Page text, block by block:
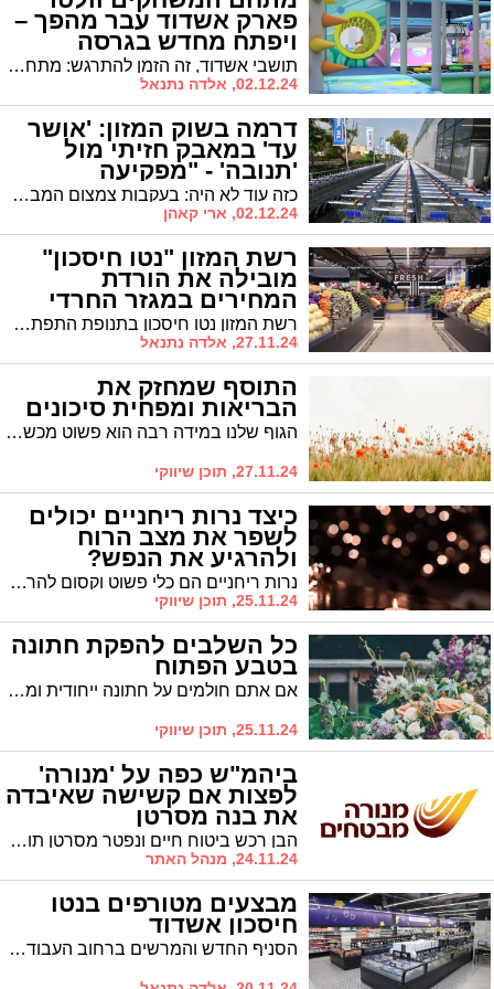
פארק אשדוד עבר מהפך –
ויפתח מחדש בגרסה
משודרגת ומרגשת תושבי אשדוד, זה הזמן להתרגש: מתחם המשחקים וולטר פארק פותח את שעריו מחדש – גדול, מושקע ומלא בחוויות חדשות!
02.12.24, אלדה נתנאל
דרמה בשוק המזון: 'אושר
עד' במאבק חזיתי מול
'תנובה' - "מפקיעה
מחירים" כזה עוד לא היה: בעקבות צמצום המבצעים מצד "תנובה" החליטה רשת המזון "אושר עד" להסיר את מרבית מוצרי ענקית המזון "תנובה" ממדפיה. על המדפים יישארו רק מוצרים מפוקחים ומספר מצומצם של פריטים נבחרים
02.12.24, ארי קאהן
רשת המזון "נטו חיסכון"
מובילה את הורדת
המחירים במגזר החרדי
רשת המזון נטו חיסכון בתנופת התפתחות אדירה, ומביאה את בשורת החיסכון לכל מקום אליו היא מגיעה. חיסכון הוא אחד מערכי המותג. חיסכון אינו רק סיסמא אלא דרך חיים. הורדת המחירים של 'נטו חיסכון' הפכה לכותרות חדשותיות בכל מקום בו הרשת פותחת סניף, רשתות השיווק המקבילות חייבות להתאים את עצמן לרמת המחירים כך שרק הלקוח מרוויח מהתחרות המבורכת.
27.11.24, אלדה נתנאל
התוסף שמחזק את
הבריאות ומפחית סיכונים
הגוף שלנו במידה רבה הוא פשוט מכשיר מדהים. הוא מאפשר לנו לעשות כל מה שאנחנו רוצים בלי שום בעיה. הוא מאפשר לנו ללכת, לרוץ, לקפוץ, לעבוד ולעשות עוד אינספור פעולות, כאשר אנחנו בריאים ואין לנו שום בעיה. מתי מתחילות בעיות? בעיקר כאשר חסרים לנו חומרים כאלו ואחרים בגוף. במאמר הבא אנחנו רוצים לדבר אתכם על אחד מהחומרים הללו, חומר העונה לשם 'חומצה פולית'. אנחנו נדבר על החישבות של המרכיב הזה, מה יכול להביא לחסרונו ואיך יודעים כי הגיע הזמן לקחת תוסף, פשוט כדי להישאר בריאים לאורך זמן. אם אתם רוצים לשמוע עוד, מעולה. כי אנחנו יוצאים לדרך ממש עכשיו. בואו נתחיל.
27.11.24, תוכן שיווקי
כיצד נרות ריחניים יכולים
לשפר את מצב הרוח
ולהרגיע את הנפש?
נרות ריחניים הם כלי פשוט וקסום להרגעה ולשיפור מצב הרוח. כשמדליקים אותם, הם יוצרים אווירה נעימה וחמימה בבית. הריחות הנעימים שלהם יכולים לגרום לנו להרגיש טוב יותר ולשכוח מהלחץ היומיומי.
25.11.24, תוכן שיווקי
כל השלבים להפקת חתונה
בטבע הפתוח
אם אתם חולמים על חתונה ייחודית ומרגשת, המרחבים הפתוחים מחכים לכם. חתונה בטבע היא חוויה קסומה המאפשרת לנצל את כל יתרונותיו של הטבע.
25.11.24, תוכן שיווקי
ביהמ"ש כפה על 'מנורה'
לפצות אם קשישה שאיבדה
את בנה מסרטן
הבן רכש ביטוח חיים ונפטר מסרטן תוך חודשים מעטים. בית המשפט המחוזי מנע מ'מנורה' להוסיף נימוקי דחייה חדשים, הכוללים כוונת מרמה מצד המנוח. אימו הקשישה עשויה לקבל כעת פיצוי מלא של כחצי מיליון שקלים
24.11.24, מנהל האתר
מבצעים מטורפים בנטו
חיסכון אשדוד
הסניף החדש והמרשים ברחוב העבודה 64 מציע מבצעים לוהטים שאסור לפספס: